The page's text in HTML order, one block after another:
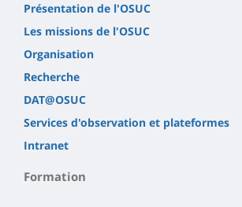
Présentation de l'OSUC
Les missions de l'OSUC
Organisation
Recherche
DAT@OSUC
Services d'observation et plateformes
Intranet
Formation